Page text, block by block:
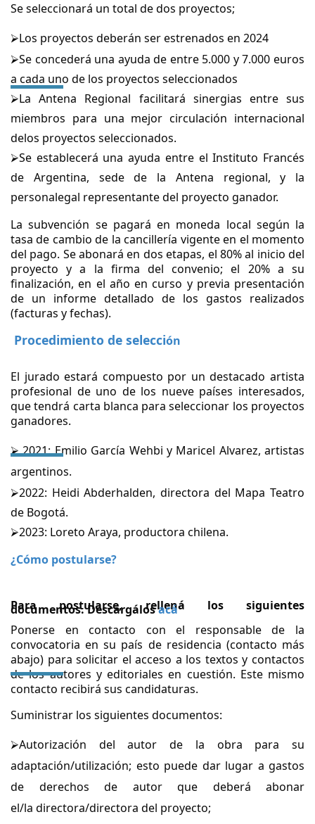
Se seleccionará un total de dos proyectos;
⮚Los proyectos deberán ser estrenados en 2024
⮚Se concederá una ayuda de entre 5.000 y 7.000 euros
a cada uno de los proyectos seleccionados
⮚La Antena Regional facilitará sinergias entre sus
miembros para una mejor circulación internacional
delos proyectos seleccionados.
⮚Se establecerá una ayuda entre el Instituto Francés
de Argentina, sede de la Antena regional, y la
personalegal representante del proyecto ganador.
La subvención se pagará en moneda local según la
tasa de cambio de la cancillería vigente en el momento
del pago. Se abonará en dos etapas, el 80% al inicio del
proyecto y a la firma del convenio; el 20% a su
finalización, en el año en curso y previa presentación
de un informe detallado de los gastos realizados
(facturas y fechas).
Procedimiento de selección
El jurado estará compuesto por un destacado artista
profesional de uno de los nueve países interesados,
que tendrá carta blanca para seleccionar los proyectos
ganadores.
⮚ 2021: Emilio García Wehbi y Maricel Alvarez, artistas
argentinos.
⮚2022: Heidi Abderhalden, directora del Mapa Teatro
de Bogotá.
⮚2023: Loreto Araya, productora chilena.
¿Cómo postularse?
Para postularse, rellená los siguientes
documentos.Descargálosacá
Ponerse en contacto con el responsable de la
convocatoria en su país de residencia (contacto más
abajo) para solicitar el acceso a los textos y contactos
de los autores y editoriales en cuestión. Este mismo
contacto recibirá sus candidaturas.
Suministrar los siguientes documentos:
⮚Autorización del autor de la obra para su
adaptación/utilización; esto puede dar lugar a gastos
de derechos de autor que deberá abonar
el/la directora/directora del proyecto;